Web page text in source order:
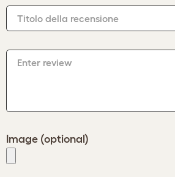
Titolo della recensione
Enter review
Image (optional)